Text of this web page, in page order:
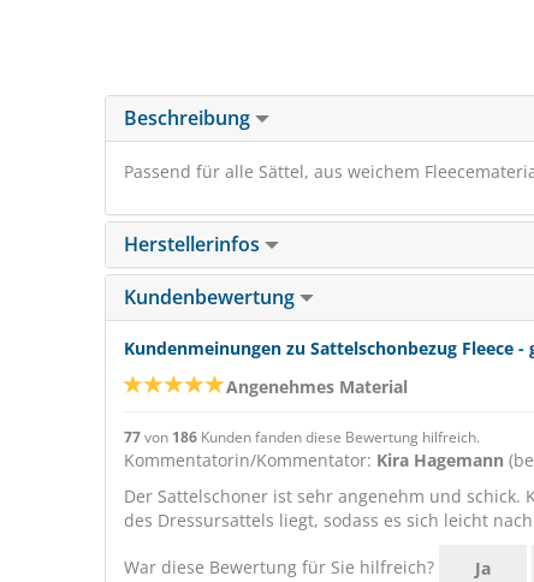
Beschreibung
Passend für alle Sättel, aus weichem
Herstellerinfos
Kundenbewertung
Kundenmeinungen zu Sattelschonbezug Fleece -
Angenehmes Material
77von 186 Kunden fanden diese Bewertung hilfreich.
Kommentatorin/Kommentator: Kira Hagemann
Der Sattelschoner ist sehr angenehm und
des Dressursattels liegt, sodass es sich leicht
War diese Bewertung für Sie hilfreich? Ja